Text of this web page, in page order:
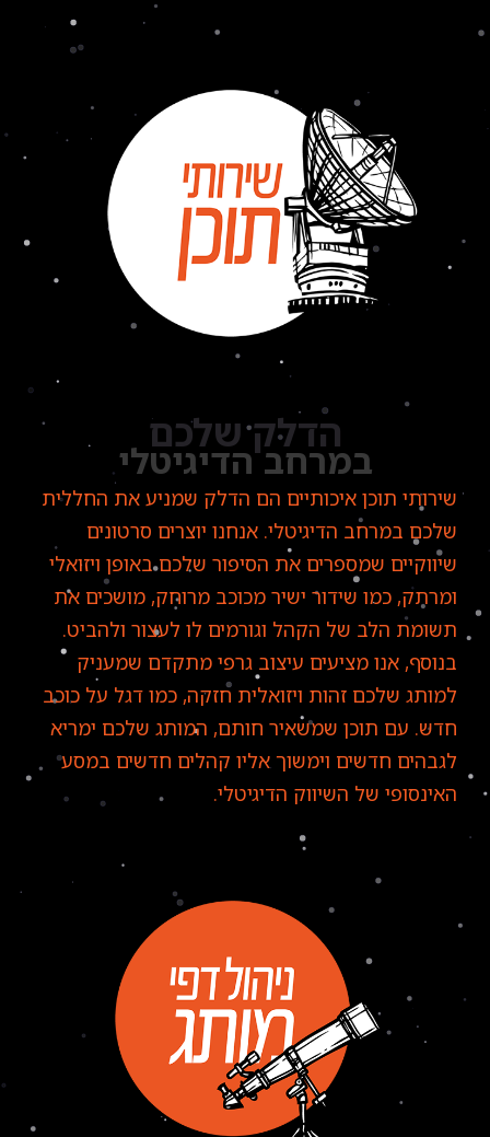
הדלק שלכם
במרחב הדיגיטלי
שירותי תוכן איכותיים הם הדלק שמניע את החללית
שלכם במרחב הדיגיטלי. אנחנו יוצרים סרטונים
שיווקיים שמספרים את הסיפור שלכם באופן ויזואלי
ומרתק, כמו שידור ישיר מכוכב מרוחק, מושכים את
תשומת הלב של הקהל וגורמים לו לעצור ולהביט.
בנוסף, אנו מציעים עיצוב גרפי מתקדם שמעניק
למותג שלכם זהות ויזואלית חזקה, כמו דגל על כוכב
חדש. עם תוכן שמשאיר חותם, המותג שלכם ימריא
לגבהים חדשים וימשוך אליו קהלים חדשים במסע
האינסופי של השיווק הדיגיטלי.